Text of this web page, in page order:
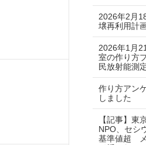
2026年2月
壌再利用計
2026年1月
室の作り方
民放射能測
作り方アン
しました
【記事】東
NPO、セシ
基準値超 メ